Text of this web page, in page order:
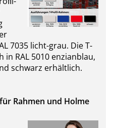
7035 licht-grau. Die T-
in RAL 5010 enzianblau,
schwarz erhältlich.
Rahmen und Holme